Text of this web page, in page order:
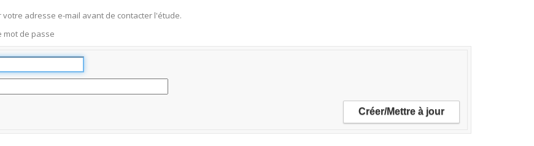
adresse e-mail avant de contacter l'étude.
mot de passe